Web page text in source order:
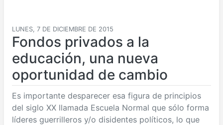
LUNES, 7 DE DICIEMBRE DE 2015
Fondos privados a la
educación, una nueva
oportunidad de cambio
Es importante desparecer esa figura de principios
del siglo XX llamada Escuela Normal que sólo forma
líderes guerrilleros y/o disidentes políticos, lo que